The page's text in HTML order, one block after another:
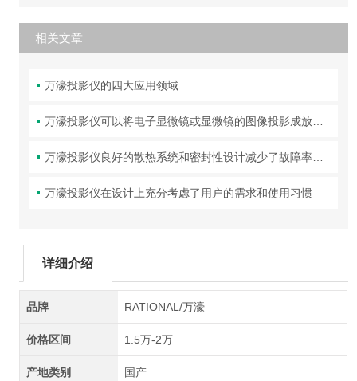
相关文章
万濠投影仪的四大应用领域
万濠投影仪可以将电子显微镜或显微镜的图像投影成放大的图像
万濠投影仪良好的散热系统和密封性设计减少了故障率和维护成本
万濠投影仪在设计上充分考虑了用户的需求和使用习惯
详细介绍
品牌 RATIONAL/万濠
价格区间 1.5万-2万
产地类别 国产